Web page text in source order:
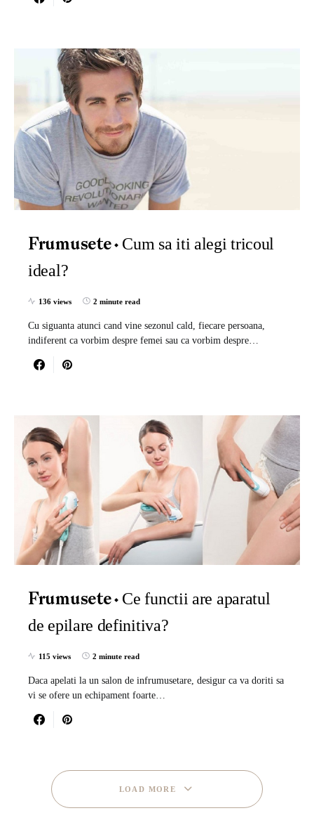
Frumusete
Cum sa iti alegi tricoul
ideal?
136 views 2 minute read
Cu siguanta atunci cand vine sezonul cald, fiecare persoana,
indiferent ca vorbim despre femei sau ca vorbim despre…
Frumusete
Ce functii are aparatul
de epilare definitiva?
115 views 2 minute read
Daca apelati la un salon de infrumusetare, desigur ca va doriti sa
vi se ofere un echipament foarte…
LOAD MORE